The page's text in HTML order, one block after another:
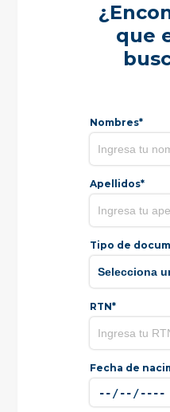
que
Nombres*
Apellidos*
Tipo de
RTN*
Fecha de